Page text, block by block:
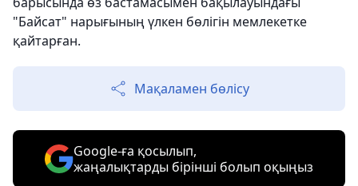
"Байсат" нарығының үлкен бөлігін мемлекетке
қайтарған.
Мақаламен бөлісу
Google-ға қосылып,
жаңалықтарды бірінші болып оқыңыз